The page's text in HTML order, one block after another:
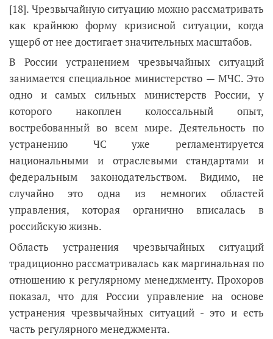
[18]. Чрезвычайную ситуацию можно рассматривать
как крайнюю форму кризисной ситуации, когда
ущерб от нее достигает значительных масштабов.
В России устранением чрезвычайных ситуаций
занимается специальное министерство — МЧС. Это
одно и самых сильных министерств России, у
которого накоплен колоссальный опыт,
востребованный во всем мире. Деятельность по
устранению ЧС уже регламентируется
национальными и отраслевыми стандартами и
федеральным законодательством. Видимо, не
случайно это одна из немногих областей
управления, которая органично вписалась в
российскую жизнь.
Область устранения чрезвычайных ситуаций
традиционно рассматривалась как маргинальная по
отношению к регулярному менеджменту. Прохоров
показал, что для России управление на основе
устранения чрезвычайных ситуаций - это и есть
часть регулярного менеджмента.